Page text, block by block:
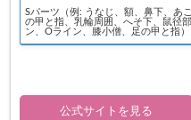
Sパーツ（例: うなじ、額、鼻下、あ
の甲と指、乳輪周囲、へそ下、鼠径
ン、Oライン、膝小僧、足の甲と指）
公式サイトを見る